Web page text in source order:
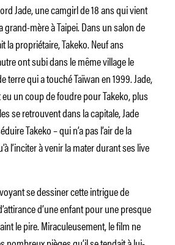
Jade, une camgirl de 18 ans qui vient
grand-mère à Taipei. Dans un salon de
la propriétaire, Takeko. Neuf ans
ont subi dans le même village le
terre qui a touché Taïwan en 1999. Jade,
un coup de foudre pour Takeko, plus
se retrouvent dans la capitale, Jade
Takeko – qui n’a pas l’air de la
l’inciter à venir la mater durant ses live
se dessiner cette intrigue de
d’une enfant pour une presque
le pire. Miraculeusement, le film ne